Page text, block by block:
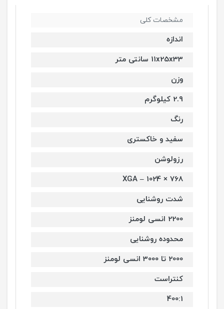
مشخصات کلی
اندازه
11x25x33 سانتی متر
وزن
2.9 کیلوگرم
رنگ
سفید و خاکستری
رزولوشن
XGA – 1024 × 768
شدت روشنایی
2200 انسی لومنز
محدوده روشنایی
2000 تا 3000 انسی لومنز
کنتراست
400:1